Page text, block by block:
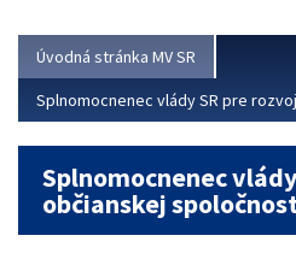
Úvodná stránka MV SR
Splnomocnenec vlády SR pre
Splnomocnenec
občianskej